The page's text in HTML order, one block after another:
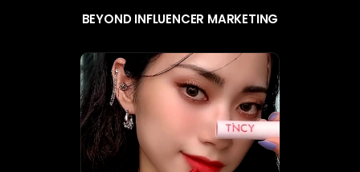
BEYOND INFLUENCER MARKETING